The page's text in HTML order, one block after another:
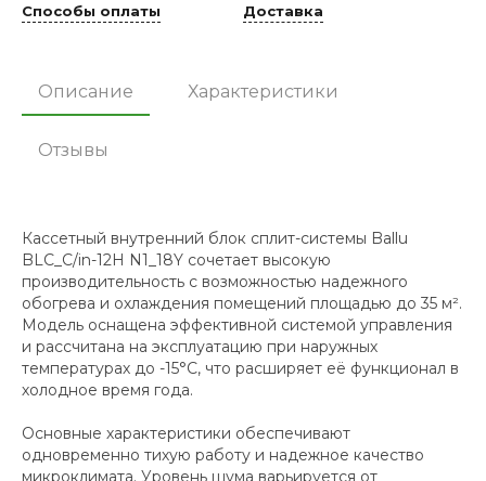
Способы оплаты Доставка
Описание Характеристики
Отзывы
Кассетный внутренний блок сплит-системы Ballu
BLC_C/in-12H N1_18Y сочетает высокую
производительность с возможностью надежного
обогрева и охлаждения помещений площадью до 35 м².
Модель оснащена эффективной системой управления
и рассчитана на эксплуатацию при наружных
температурах до -15°С, что расширяет её функционал в
холодное время года.
Основные характеристики обеспечивают
одновременно тихую работу и надежное качество
микроклимата. Уровень шума варьируется от